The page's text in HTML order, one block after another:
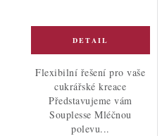
Flexibilní řešení pro vaše
cukrářské kreace
Představujeme vám
Souplesse Mléčnou
polevu...